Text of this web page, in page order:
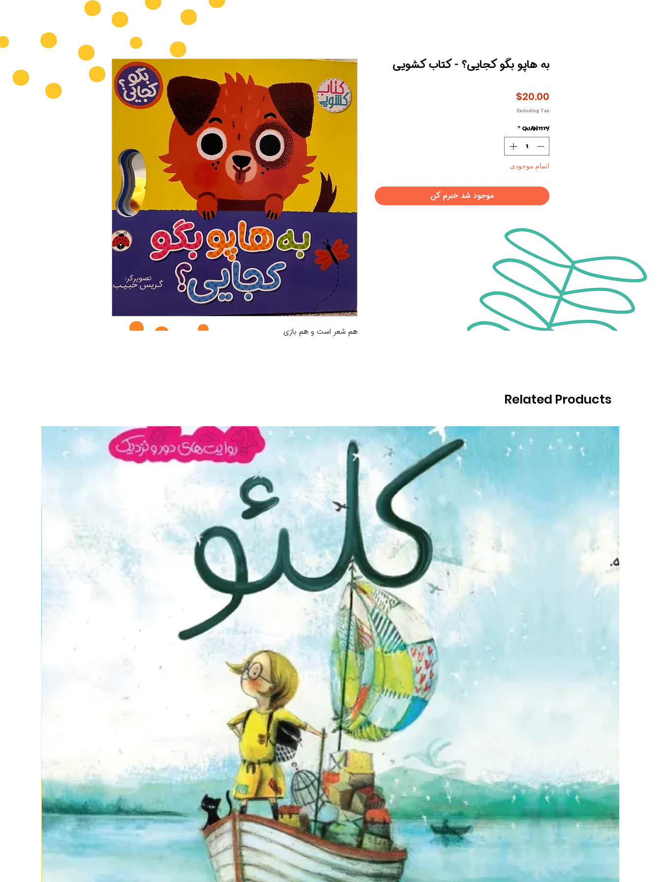
هم شعر است و هم بازی
به هاپو بگو کجایی؟ - کتاب کشویی
$20.00
Excluding Tax
Quantity
*
اتمام موجودی
موجود شد خبرم کن
Related Products